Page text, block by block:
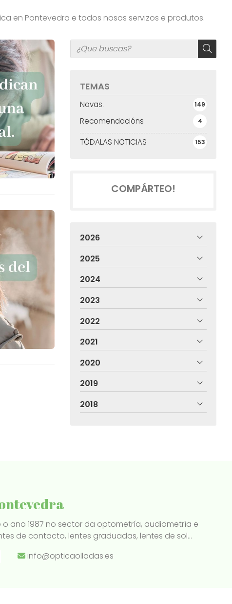
en Pontevedra e todos nosos servizos e produtos.
TEMAS
TÓDALAS NOTICIAS 153
Novas. 149
Recomendacións 4
COMPÁRTEO!
2026
2025
2024
2023
2022
2021
2020
2019
2018
ano 1987 no sector da optometría, audiometría e
de contacto, lentes graduadas, lentes de sol...
info@opticaolladas.es